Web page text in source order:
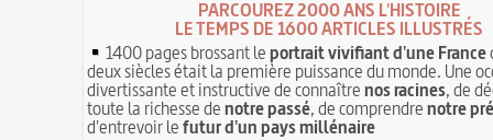
PARCOUREZ 2000 ANS L'HISTOIRE
LE TEMPS DE 1600 ARTICLES ILLUSTRÉS
1400 pages brossant leportrait vivifiant d'une France
deux siècles était la première puissance du monde. Une
divertissante et instructive de connaîtrenos racines, de
toute la richesse denotre passé, de comprendrenotre
d'entrevoir lefutur d'un pays millénaire